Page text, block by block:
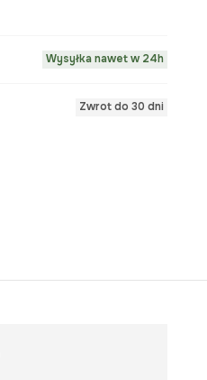
Wysyłka nawet w 24h
Zwrot do 30 dni